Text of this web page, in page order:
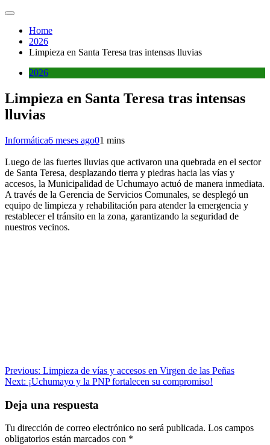
Home
2026
Limpieza en Santa Teresa tras intensas lluvias
2026
Limpieza en Santa Teresa tras intensas
lluvias
Informática6 meses ago01 mins
Luego de las fuertes lluvias que activaron una quebrada en el sector
de Santa Teresa, desplazando tierra y piedras hacia las vías y
accesos, la Municipalidad de Uchumayo actuó de manera inmediata.
A través de la Gerencia de Servicios Comunales, se desplegó un
equipo de limpieza y rehabilitación para atender la emergencia y
restablecer el tránsito en la zona, garantizando la seguridad de
nuestros vecinos.
Navegación
de
entradas
Previous: Limpieza de vías y accesos en Virgen de las Peñas
Next: ¡Uchumayo y la PNP fortalecen su compromiso!
Deja una respuesta
Tu dirección de correo electrónico no será publicada. Los campos
obligatorios están marcados con *